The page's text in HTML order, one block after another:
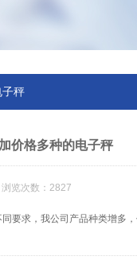
子秤
价格多种的电子秤
览次数：2827
要求，我公司产品种类增多